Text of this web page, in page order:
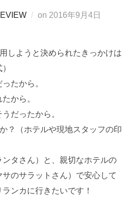
on 投
2016年9月4日
しようと決められたきっかけは
たから。
から。
だったから。
？（ホテルや現地スタッフの印
タさん）と、親切なホテルの
のサラットさん）で安心して
ンカに行きたいです！